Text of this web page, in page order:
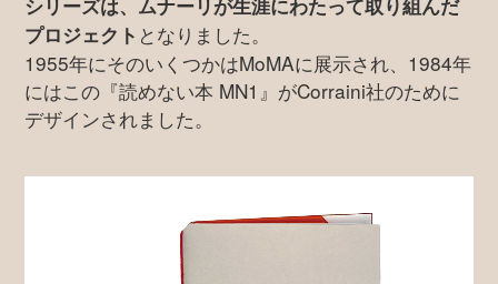
プロジェクト となりました。
1955年にそのいくつかはMoMAに展示され、1984年
にはこの『読めない本 MN1』がCorraini社のために
デザインされました。